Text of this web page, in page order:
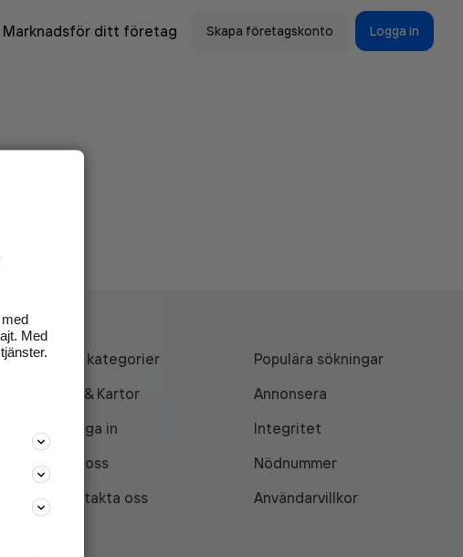
Marknadsför ditt företag Skapa företagskonto Logga in
Alla kategorier
Populära sökningar
API & Kartor
Annonsera
Logga in
Integritet
Om oss
Nödnummer
Kontakta oss
Användarvillkor
Med